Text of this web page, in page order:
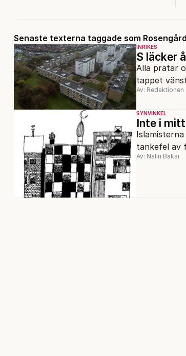
Senaste texterna taggade som Rosengård
INRIKES
S läcker
Alla pratar
tappet
Av: Redaktionen
SYNVINKEL
Inte i
tankefel av
Av: Nalin Baksi